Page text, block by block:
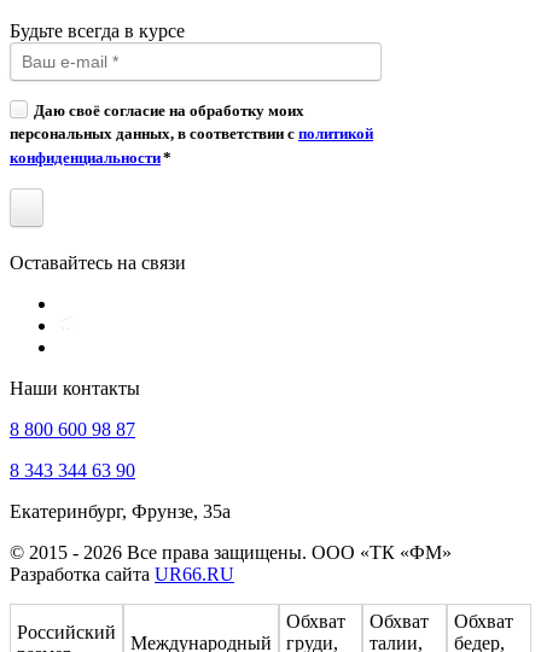
Будьте всегда в курсе
Даю своё согласие на обработку моих
персональных данных, в соответствии с политикой
конфиденциальности*
Оставайтесь на связи
Наши контакты
8 800 600 98 87
8 343 344 63 90
Екатеринбург, Фрунзе, 35а
© 2015 - 2026 Все права защищены. ООО «ТК «ФМ»
Разработка сайта UR66.RU
Российский
Международный
Обхват
груди,
Обхват
талии,
Обхват
бедер,